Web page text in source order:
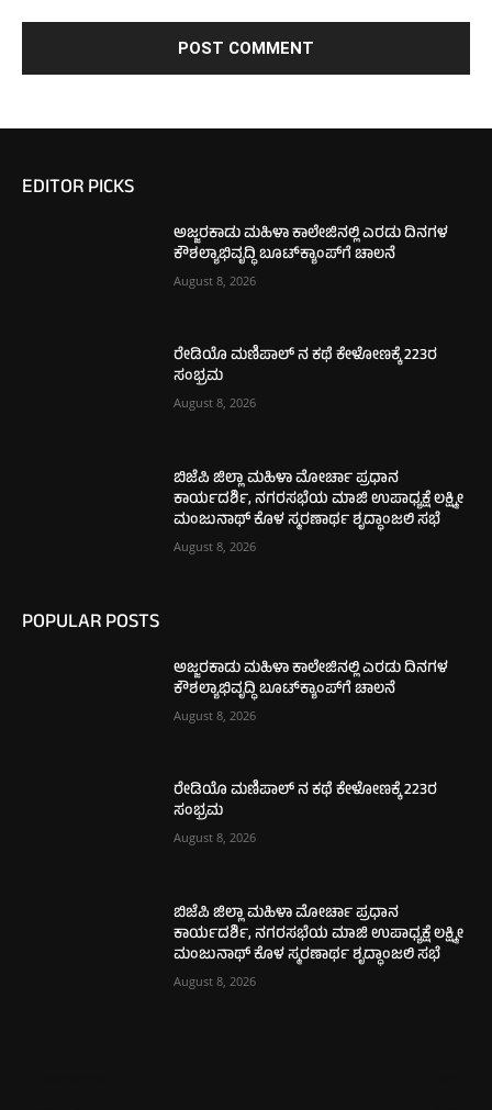
EDITOR PICKS
ಅಜ್ಜರಕಾಡು ಮಹಿಳಾ ಕಾಲೇಜಿನಲ್ಲಿ ಎರಡು ದಿನಗಳ
ಕೌಶಲ್ಯಾಭಿವೃದ್ಧಿ ಬೂಟ್‌ಕ್ಯಾಂಪ್‌ಗೆ ಚಾಲನೆ
August 8, 2026
ರೇಡಿಯೊ ಮಣಿಪಾಲ್ ನ ಕಥೆ ಕೇಳೋಣಕ್ಕೆ 223ರ
ಸಂಭ್ರಮ
August 8, 2026
ಬಿಜೆಪಿ ಜಿಲ್ಲಾ ಮಹಿಳಾ ಮೋರ್ಚಾ ಪ್ರಧಾನ
ಕಾರ್ಯದರ್ಶಿ, ನಗರಸಭೆಯ ಮಾಜಿ ಉಪಾಧ್ಯಕ್ಷೆ ಲಕ್ಷ್ಮೀ
ಮಂಜುನಾಥ್ ಕೊಳ ಸ್ಮರಣಾರ್ಥ ಶೃದ್ಧಾಂಜಲಿ ಸಭೆ
August 8, 2026
POPULAR POSTS
ಅಜ್ಜರಕಾಡು ಮಹಿಳಾ ಕಾಲೇಜಿನಲ್ಲಿ ಎರಡು ದಿನಗಳ
ಕೌಶಲ್ಯಾಭಿವೃದ್ಧಿ ಬೂಟ್‌ಕ್ಯಾಂಪ್‌ಗೆ ಚಾಲನೆ
August 8, 2026
ರೇಡಿಯೊ ಮಣಿಪಾಲ್ ನ ಕಥೆ ಕೇಳೋಣಕ್ಕೆ 223ರ
ಸಂಭ್ರಮ
August 8, 2026
ಬಿಜೆಪಿ ಜಿಲ್ಲಾ ಮಹಿಳಾ ಮೋರ್ಚಾ ಪ್ರಧಾನ
ಕಾರ್ಯದರ್ಶಿ, ನಗರಸಭೆಯ ಮಾಜಿ ಉಪಾಧ್ಯಕ್ಷೆ ಲಕ್ಷ್ಮೀ
ಮಂಜುನಾಥ್ ಕೊಳ ಸ್ಮರಣಾರ್ಥ ಶೃದ್ಧಾಂಜಲಿ ಸಭೆ
August 8, 2026